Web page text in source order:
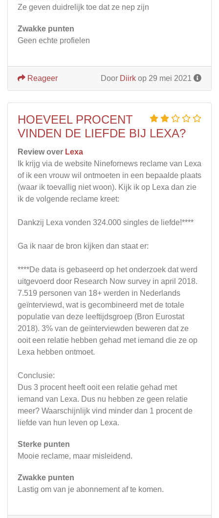
Ze geven duidrelijk toe dat ze nep zijn
Zwakke punten
Geen echte profielen
Door Diirk op 29 mei 2021
Reageer
HOEVEEL PROCENT
VINDEN DE LIEFDE BIJ LEXA?
Review over Lexa
Ik krijg via de website Ninefornews reclame van Lexa
of ik een vrouw wil ontmoeten in een bepaalde plaats
(waar ik toevallig niet woon). Kijk ik op Lexa dan zie
ik de volgende reclame kreet:
Dankzij Lexa vonden 324.000 singles de liefde!****
Ga ik naar de bron kijken dan staat er:
****De data is gebaseerd op het onderzoek dat werd
uitgevoerd door Research Now survey in april 2018.
7.519 personen van 18+ werden in Nederlands
geïnterviewd, wat is gecombineerd met de totale
populatie van deze leeftijdsgroep (Bron Eurostat
2018). 3% van de geïnterviewden beweren dat ze
ooit een relatie hebben gehad met iemand die ze op
Lexa hebben ontmoet.
Conclusie:
Dus 3 procent heeft ooit een relatie gehad met
iemand van Lexa. Dus nu hebben ze geen relatie
meer? Waarschijnlijk vind minder dan 1 procent de
liefde van hun leven op Lexa.
Sterke punten
Mooie reclame, maar misleidend.
Zwakke punten
Lastig om van je abonnement af te komen.